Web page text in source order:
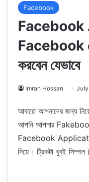
Facebook
Facebook
Facebook
করবেন যেভাবে
Imran Hossan July
আবারো আপনাদের জন্য
আপনি আপনার
Facebook
দিয়ে। ট্রিকটা খুবই